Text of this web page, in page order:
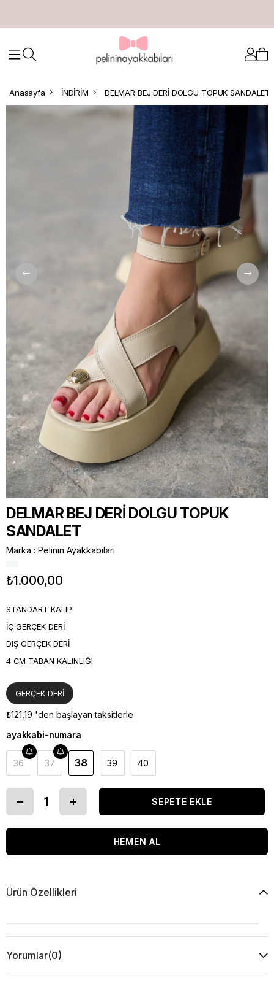
Anasayfa İNDİRİM DELMAR BEJ DERİ DOLGU TOPUK SANDALET
DELMAR BEJ DERİ DOLGU TOPUK
SANDALET
Marka : Pelinin Ayakkabıları
₺1.000,00
STANDART KALIP
İÇ GERÇEK DERİ
DIŞ GERÇEK DERİ
4 CM TABAN KALINLIĞI
GERÇEK DERİ
₺121,19 'den başlayan taksitlerle
ayakkabi-numara
36 37 38 39 40
Ürün Özellikleri
Yorumlar(0)